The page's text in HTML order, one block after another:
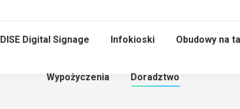
DISE Digital Signage Infokioski Obudowy na
Wypożyczenia Doradztwo